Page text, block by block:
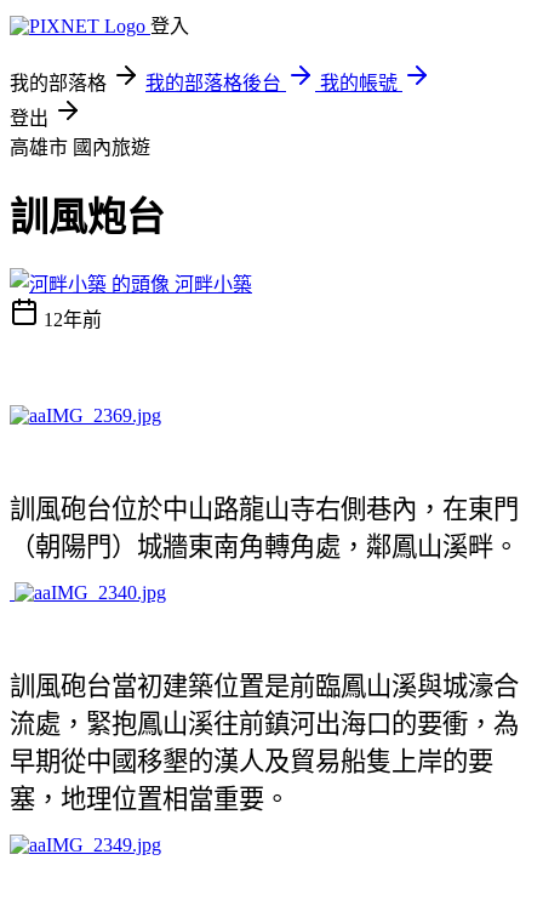
登入
我的部落格 我的部落格後台
我的帳號
登出
高雄市 國內旅遊
訓風炮台
河畔小築
12年前
訓風砲台位於中山路龍山寺右側巷內，在東門
（朝陽門）城牆東南角轉角處，鄰鳳山溪畔。
訓風砲台當初建築位置是前臨鳳山溪與城濠合
流處，緊抱鳳山溪往前鎮河出海口的要衝，為
早期從中國移墾的漢人及貿易船隻上岸的要
塞，地理位置相當重要。